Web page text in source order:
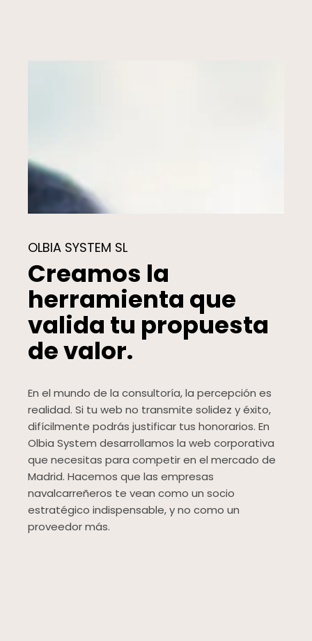
OLBIA SYSTEM SL
Creamos la
herramienta que
valida tu propuesta
de valor.
En el mundo de la consultoría, la percepción es
realidad. Si tu web no transmite solidez y éxito,
difícilmente podrás justificar tus honorarios. En
Olbia System desarrollamos la web corporativa
que necesitas para competir en el mercado de
Madrid. Hacemos que las empresas
navalcarreñeros te vean como un socio
estratégico indispensable, y no como un
proveedor más.